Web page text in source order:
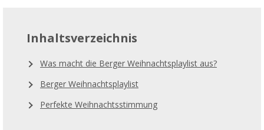
Inhaltsverzeichnis
Was macht die Berger Weihnachtsplaylist aus?
Berger Weihnachtsplaylist
Perfekte Weihnachtsstimmung